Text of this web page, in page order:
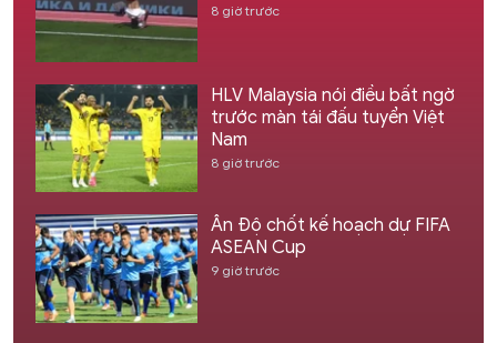
8 giờ trước
HLV Malaysia nói điều bất ngờ
trước màn tái đấu tuyển Việt
Nam
8 giờ trước
Ấn Độ chốt kế hoạch dự FIFA
ASEAN Cup
9 giờ trước